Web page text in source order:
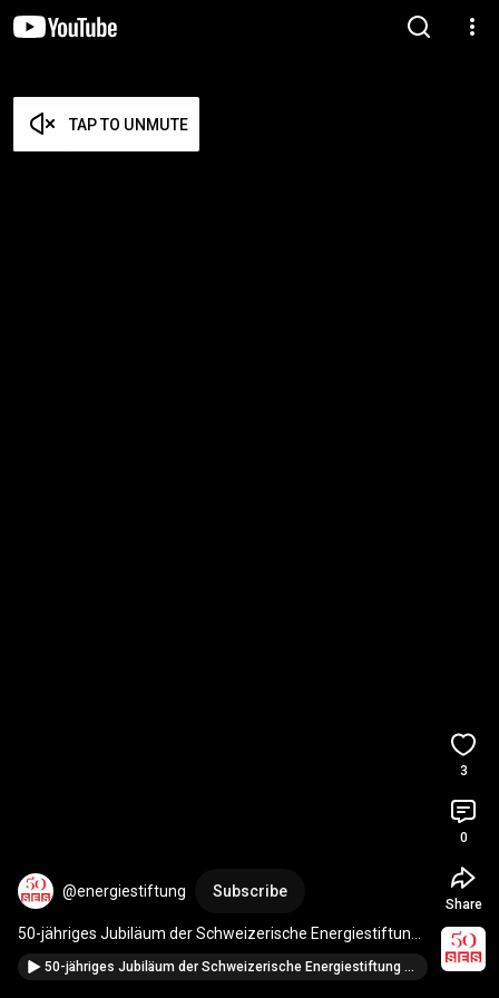
TAP TO UNMUTE
@energiestiftung Subscribe
50-jähriges Jubiläum der Schweizerische Energiestiftung
- Corine Mauch
50-jähriges Jubiläum der Schweizerische Energiestiftung - Priska Wismer-Felder
3
0
Share